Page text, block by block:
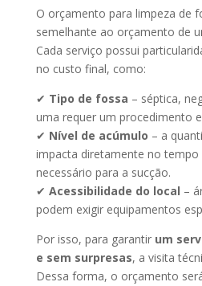
O orçamento para limpeza de
semelhante ao orçamento de
Cada serviço possui
no custo final, como:
✔ Tipo de fossa – séptica,
uma requer um procedimento
✔ Nível de acúmulo – a
impacta diretamente no
necessário para a sucção.
✔ Acessibilidade do local –
podem exigir equipamentos
Por isso, para garantir um
e sem surpresas, a visita
Dessa forma, o orçamento